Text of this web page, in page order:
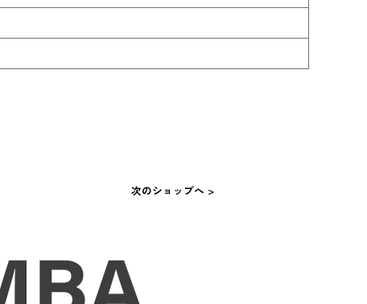
次のショップへ >